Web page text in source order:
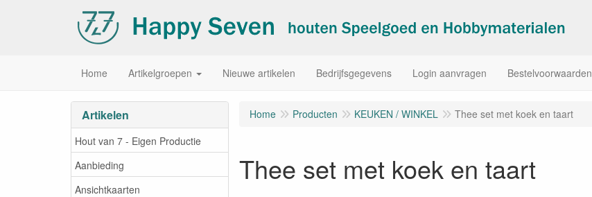
Home Artikelgroepen Nieuwe artikelen Bedrijfsgegevens Login aanvragen Bestelvoorwaarden
Artikelen
Hout van 7 - Eigen Productie
Aanbieding
Ansichtkaarten
Home Producten KEUKEN / WINKEL Thee set met koek en taart
Thee set met koek en taart